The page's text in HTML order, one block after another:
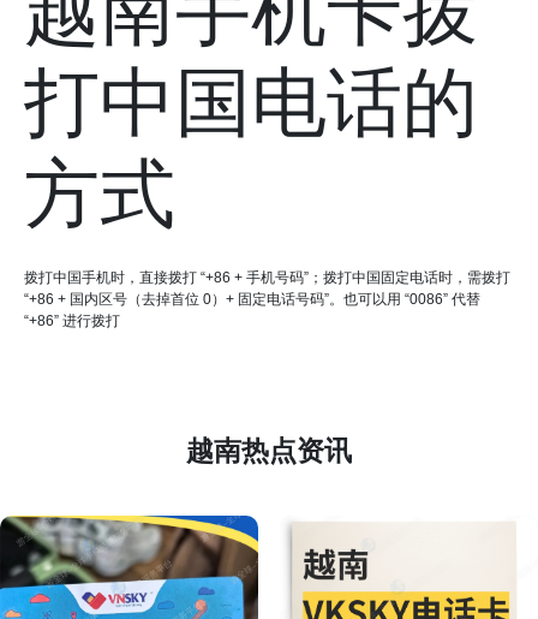
打中国电话的
方式
拨打中国手机时，直接拨打 “+86 + 手机号码”；拨打中国固定电话时，需拨打
“+86 + 国内区号（去掉首位 0）+ 固定电话号码”。也可以用 “0086” 代替
“+86” 进行拨打
越南热点资讯